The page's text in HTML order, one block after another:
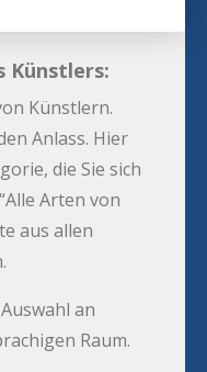
Künstlers:
Künstlern.
Anlass. Hier
die Sie sich
Arten von
aus allen
an
Raum.